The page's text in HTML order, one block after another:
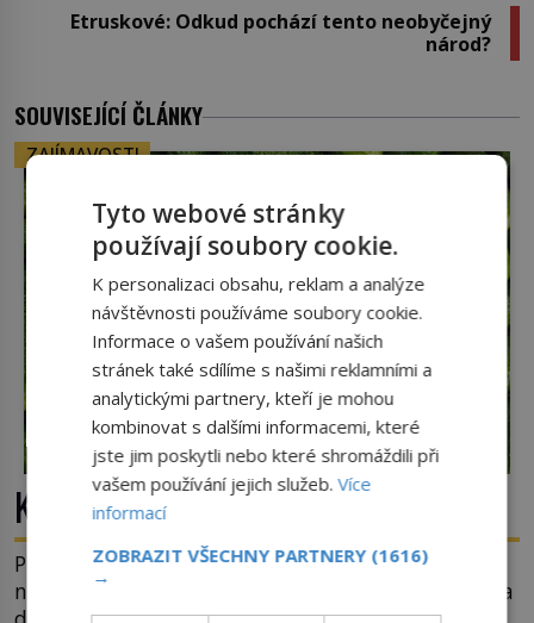
Etruskové: Odkud pochází tento neobyčejný
národ?
SOUVISEJÍCÍ ČLÁNKY
ZAJÍMAVOSTI
Kde se vzala okurková sezóna?
Prostě období, kdy se téměř nic neděje. Divadla
nehrají, v parlamentu se nehlasuje, všichni jsou na
Tyto webové stránky
používají soubory cookie.
K personalizaci obsahu, reklam a analýze
návštěvnosti používáme soubory cookie.
Informace o vašem používání našich
stránek také sdílíme s našimi reklamními a
analytickými partnery, kteří je mohou
kombinovat s dalšími informacemi, které
jste jim poskytli nebo které shromáždili při
vašem používání jejich služeb.Více
informací
ZOBRAZIT VŠECHNY PARTNERY (1616)
→